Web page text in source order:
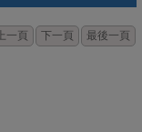
上一頁 下一頁 最後一頁